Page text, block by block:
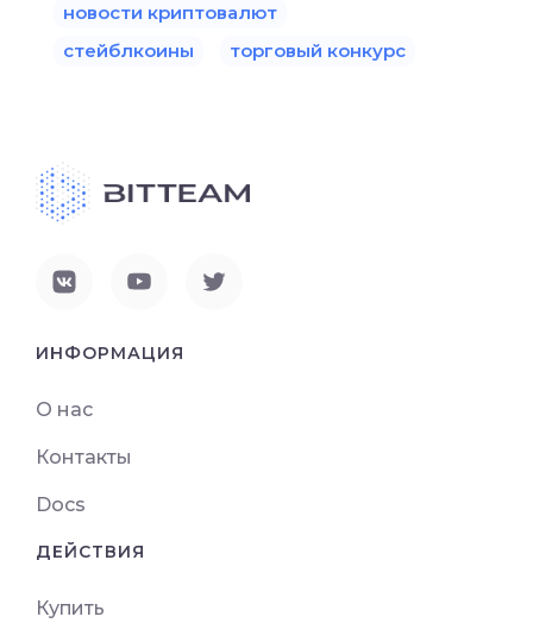
новости криптовалют
стейблкоины
торговый конкурс
ИНФОРМАЦИЯ
О нас
Контакты
Docs
ДЕЙСТВИЯ
Купить